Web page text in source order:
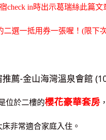
check in時出示葛瑞絲此篇文
二選一抵用券一張喔！(限下
位於二樓的櫻花豪華套房 ，
床非常適合家庭入住。